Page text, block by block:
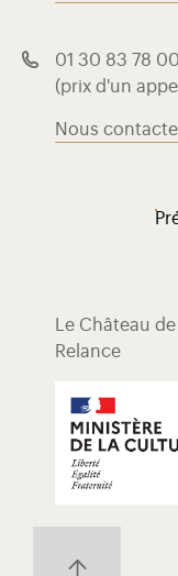
01 30 83 78 00
(prix d'un
Nous
Le Château
Relance